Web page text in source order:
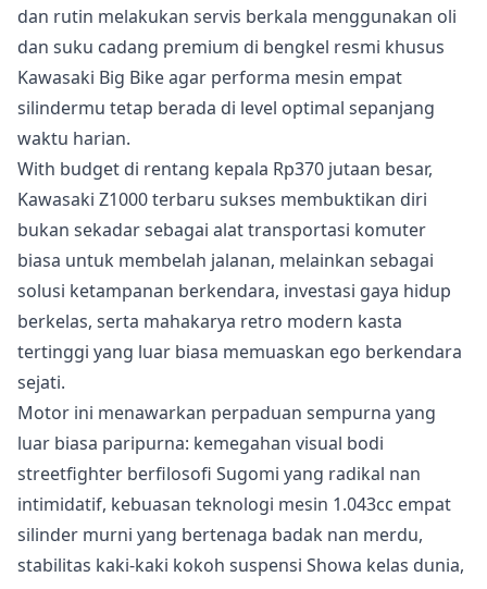
dan rutin melakukan servis berkala menggunakan oli
dan suku cadang premium di bengkel resmi khusus
Kawasaki Big Bike agar performa mesin empat
silindermu tetap berada di level optimal sepanjang
waktu harian.
With budget di rentang kepala Rp370 jutaan besar,
Kawasaki Z1000 terbaru sukses membuktikan diri
bukan sekadar sebagai alat transportasi komuter
biasa untuk membelah jalanan, melainkan sebagai
solusi ketampanan berkendara, investasi gaya hidup
berkelas, serta mahakarya retro modern kasta
tertinggi yang luar biasa memuaskan ego berkendara
sejati.
Motor ini menawarkan perpaduan sempurna yang
luar biasa paripurna: kemegahan visual bodi
streetfighter berfilosofi Sugomi yang radikal nan
intimidatif, kebuasan teknologi mesin 1.043cc empat
silinder murni yang bertenaga badak nan merdu,
stabilitas kaki-kaki kokoh suspensi Showa kelas dunia,